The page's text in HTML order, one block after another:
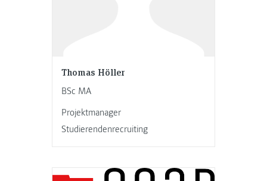
Thomas Höller
BSc MA
Projektmanager
Studierendenrecruiting